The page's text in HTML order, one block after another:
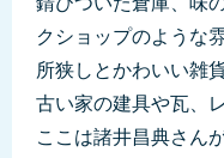
クショップのような
所狭しとかわいい雑
古い家の建具や瓦、
ここは諸井昌典さん